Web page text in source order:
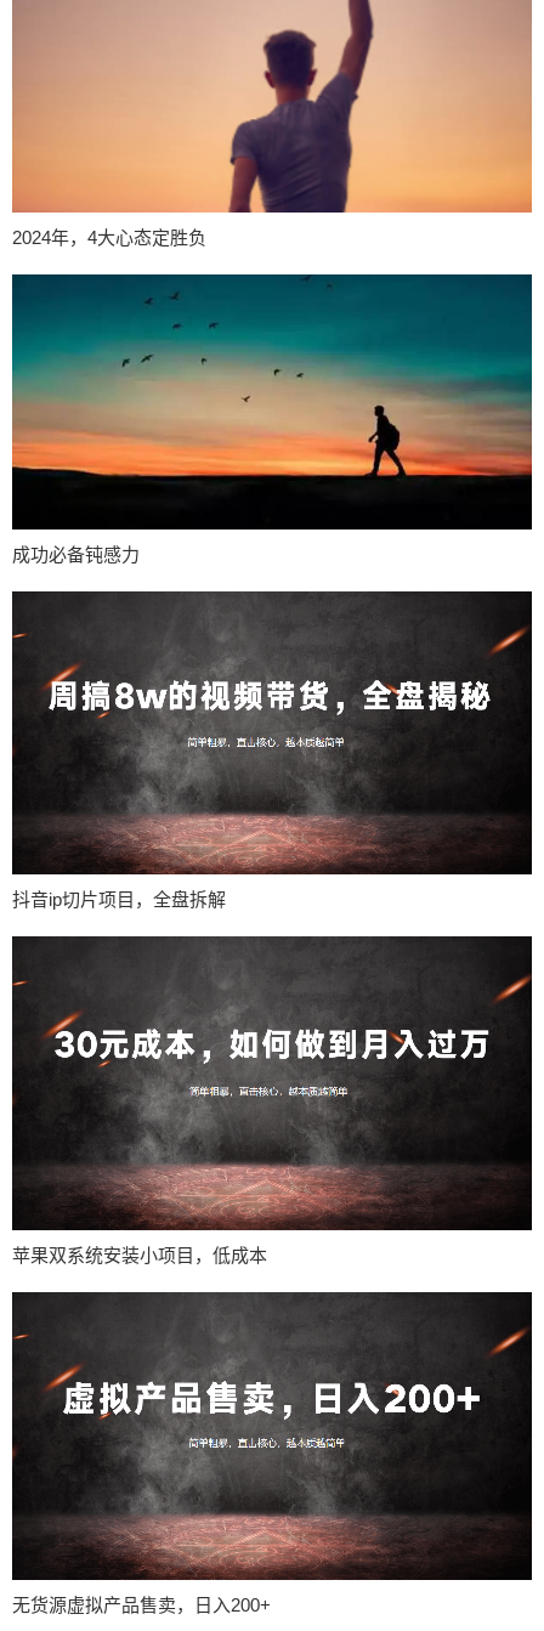
2024年，4大心态定胜负
成功必备钝感力
抖音ip切片项目，全盘拆解
苹果双系统安装小项目，低成本
无货源虚拟产品售卖，日入200+